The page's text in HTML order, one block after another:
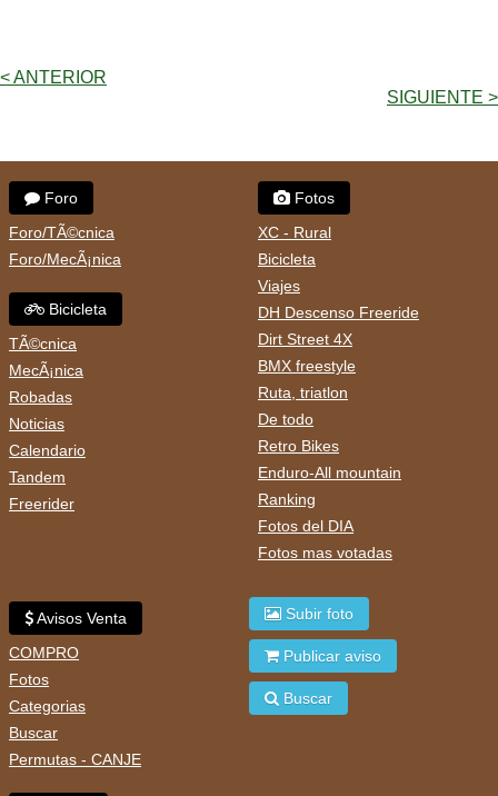
< ANTERIOR
SIGUIENTE >
Foro
Foro/TÃ©cnica
Foro/MecÃ¡nica
Bicicleta
TÃ©cnica
MecÃ¡nica
Robadas
Noticias
Calendario
Tandem
Freerider
Fotos
XC - Rural
Bicicleta
Viajes
DH Descenso Freeride
Dirt Street 4X
BMX freestyle
Ruta, triatlon
De todo
Retro Bikes
Enduro-All mountain
Ranking
Fotos del DIA
Fotos mas votadas
Avisos Venta
COMPRO
Fotos
Categorias
Buscar
Permutas - CANJE
Subir foto
Publicar aviso
Buscar